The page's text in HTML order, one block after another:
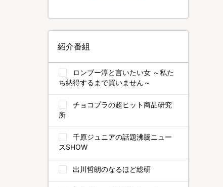
紹介番組
ロンブー淳と言いたい女 ～私た
ち納得するまで買いません～
チョコプラの超ヒット商品研究
所
千原ジュニアの話題沸騰ニュー
スSHOW
出川哲朗のなるほど総研